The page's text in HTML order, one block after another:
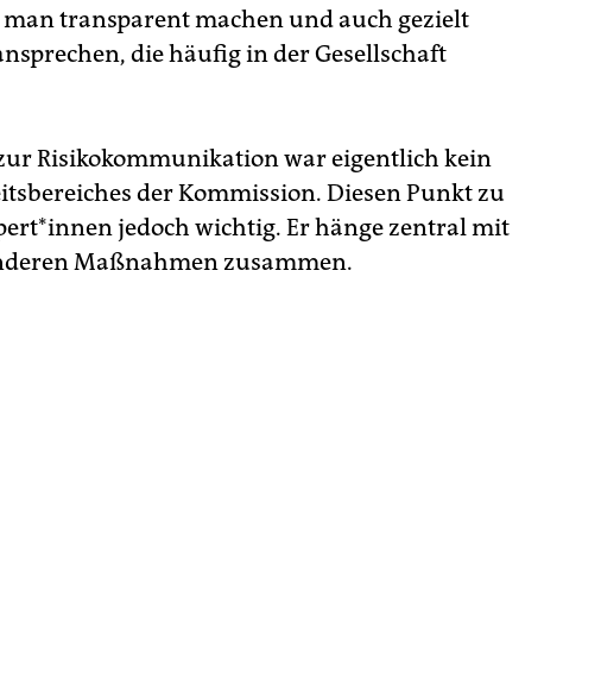
transparent ­machen und auch gezielt
die häufig in der Gesellschaft
Risikokommunikation war eigentlich kein
der Kommission. Diesen Punkt zu
jedoch wichtig. Er hänge zentral mit
Maßnahmen zusammen.